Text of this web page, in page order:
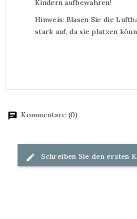
Kindern aufbewahren!
Hinweis: Blasen Sie die
stark auf, da sie platzen
Kommentare (0)
Schreiben Sie den ersten